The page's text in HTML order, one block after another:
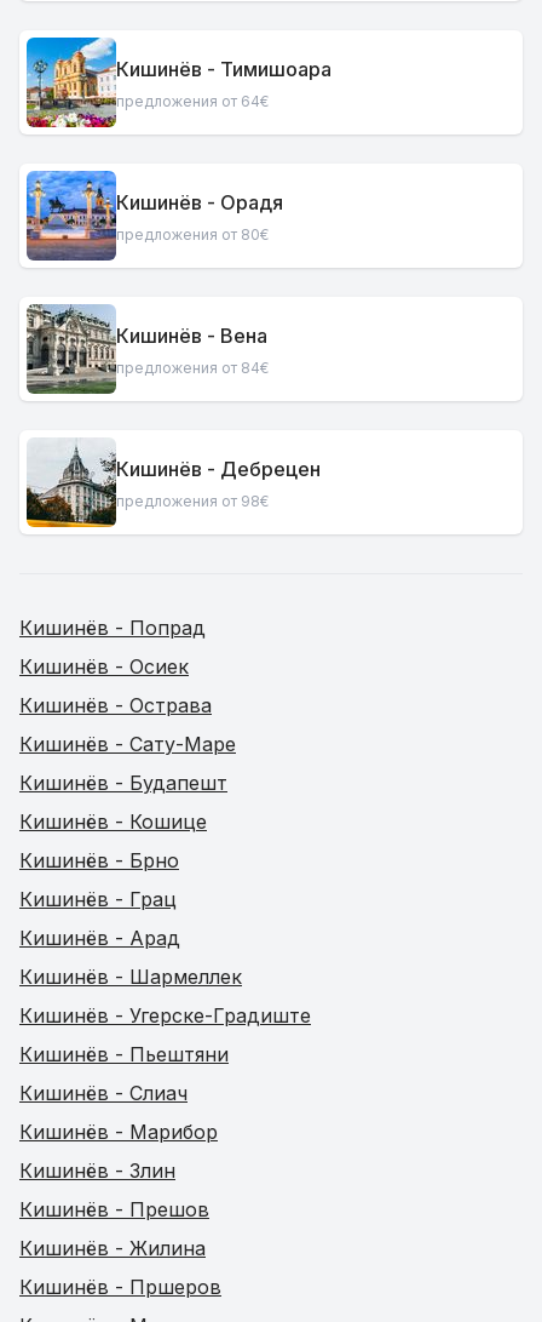
Кишинёв - Тимишоара
предложения от 64€
Кишинёв - Орадя
предложения от 80€
Кишинёв - Вена
предложения от 84€
Кишинёв - Дебрецен
предложения от 98€
Кишинёв - Попрад
Кишинёв - Осиек
Кишинёв - Острава
Кишинёв - Сату-Маре
Кишинёв - Будапешт
Кишинёв - Кошице
Кишинёв - Брно
Кишинёв - Грац
Кишинёв - Арад
Кишинёв - Шармеллек
Кишинёв - Угерске-Градиште
Кишинёв - Пьештяни
Кишинёв - Слиач
Кишинёв - Марибор
Кишинёв - Злин
Кишинёв - Прешов
Кишинёв - Жилина
Кишинёв - Пршеров